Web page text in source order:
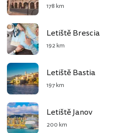
178 km
Letiště Brescia
192 km
Letiště Bastia
197 km
Letiště Janov
200 km